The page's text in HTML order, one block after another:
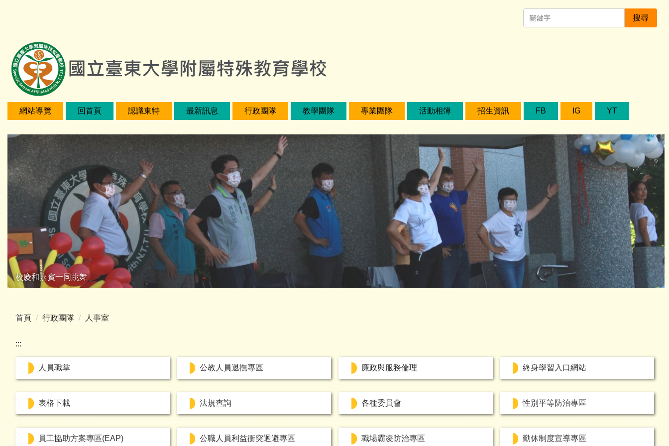
容
搜尋
網站導覽 回首頁 認識東特 最新訊息 行政團隊 教學團隊 專業團隊 活動相簿 招生資訊 FB IG YT
校慶和嘉賓一同跳舞
首頁 行政團隊 人事室
:::
人員職掌 公教人員退撫專區 廉政與服務倫理 終身學習入口網站
表格下載 法規查詢 各種委員會 性別平等防治專區
員工協助方案專區(EAP) 公職人員利益衝突迴避專區 職場霸凌防治專區 勤休制度宣導專區